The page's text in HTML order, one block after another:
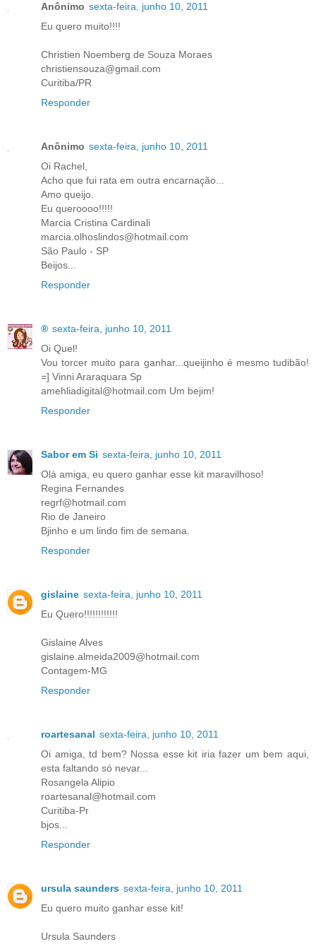
Anônimo sexta-feira, junho 10, 2011
Eu quero muito!!!!
Christien Noemberg de Souza Moraes
christiensouza@gmail.com
Curitiba/PR
Responder
Anônimo sexta-feira, junho 10, 2011
Oi Rachel,
Acho que fui rata em outra encarnação...
Amo queijo.
Eu queroooo!!!!!
Marcia Cristina Cardinali
marcia.olhoslindos@hotmail.com
São Paulo - SP
Beijos...
Responder
® sexta-feira, junho 10, 2011
Oi Quel!
Vou torcer muito para ganhar...queijinho é mesmo tudibão!
=] Vinni Araraquara Sp
amehliadigital@hotmail.com Um bejim!
Responder
Sabor em Si sexta-feira, junho 10, 2011
Olá amiga, eu quero ganhar esse kit maravilhoso!
Regina Fernandes
regrf@hotmail.com
Rio de Janeiro
Bjinho e um lindo fim de semana.
Responder
gislaine sexta-feira, junho 10, 2011
Eu Quero!!!!!!!!!!!!
Gislaine Alves
gislaine.almeida2009@hotmail.com
Contagem-MG
Responder
roartesanal sexta-feira, junho 10, 2011
Oi amiga, td bem? Nossa esse kit iria fazer um bem aqui,
esta faltando só nevar...
Rosangela Alipio
roartesanal@hotmail.com
Curitiba-Pr
bjos...
Responder
ursula saunders sexta-feira, junho 10, 2011
Eu quero muito ganhar esse kit!
Ursula Saunders